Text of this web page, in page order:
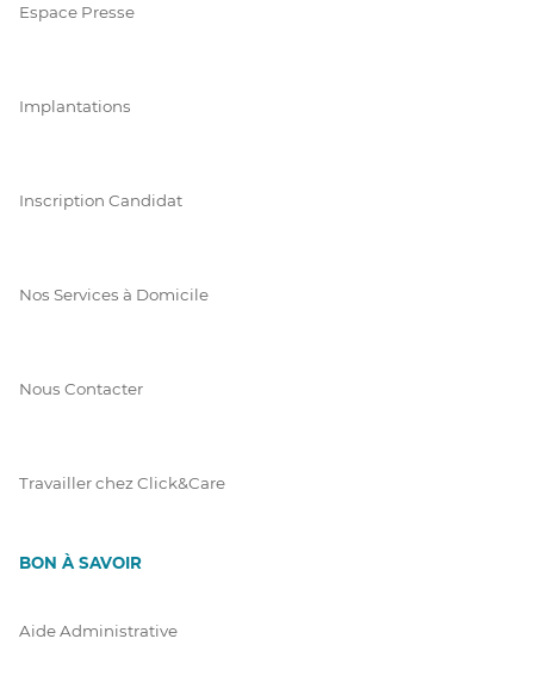
Espace Presse
Implantations
Inscription Candidat
Nos Services à Domicile
Nous Contacter
Travailler chez Click&Care
BON À SAVOIR
Aide Administrative